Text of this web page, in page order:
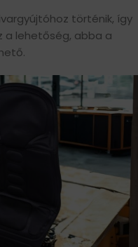
történik, így
a lehetőség, abba a